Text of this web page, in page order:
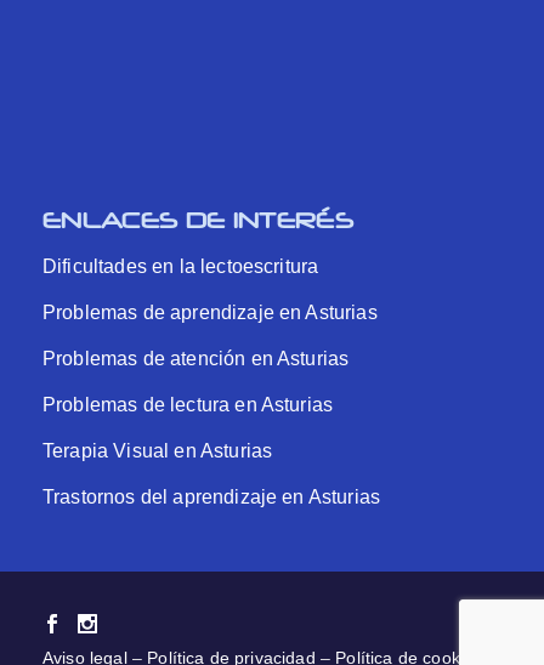
ENLACES DE INTERÉS
Dificultades en la lectoescritura
Problemas de aprendizaje en Asturias
Problemas de atención en Asturias
Problemas de lectura en Asturias
Terapia Visual en Asturias
Trastornos del aprendizaje en Asturias
Aviso legal– Política de privacidad – Política de cookies